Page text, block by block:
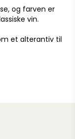
og farven er
vin.
et alterantiv til